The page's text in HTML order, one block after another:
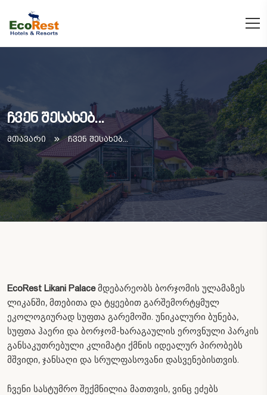
ჩვენ შესახებ...
მთავარი ჩვენ შესახებ...
EcoRest Likani Palaceმდებარეობს ბორჯომის ულამაზეს
ლიკანში, მთებითა და ტყეებით გარშემორტყმულ
ეკოლოგიურად სუფთა გარემოში. უნიკალური ბუნება,
სუფთა ჰაერი და ბორჯომ-ხარაგაულის ეროვნული პარკის
განსაკუთრებული კლიმატი ქმნის იდეალურ პირობებს
მშვიდი, ჯანსაღი და სრულფასოვანი დასვენებისთვის.
ჩვენი სასტუმრო შექმნილია მათთვის, ვინც ეძებს